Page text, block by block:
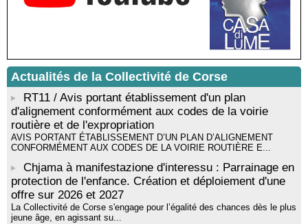
musicienne pédagogue : Ateliers d’expression sonore, vocale,
rythmique et corporelle - Mediateca territuriale di Santa Lucia di
! Événement reporté ! Cycle de conférences peinture animé
Tallà
Actualités de la Collectivité de Corse
RT11 / Avis portant établissement d'un plan
d'alignement conformément aux codes de la voirie
routière et de l'expropriation
AVIS PORTANT ÉTABLISSEMENT D’UN PLAN D’ALIGNEMENT
CONFORMÉMENT AUX CODES DE LA VOIRIE ROUTIÈRE E...
Chjama à manifestazione d'interessu : Parrainage en
protection de l'enfance. Création et déploiement d'une
offre sur 2026 et 2027
La Collectivité de Corse s'engage pour l’égalité des chances dès le plus
jeune âge, en agissant su...